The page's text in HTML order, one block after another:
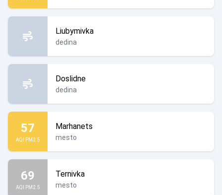
Liubymivka
dedina
Doslidne
dedina
57
AQI PM2.5
Marhanets
mesto
69
AQI PM2.5
Ternivka
mesto